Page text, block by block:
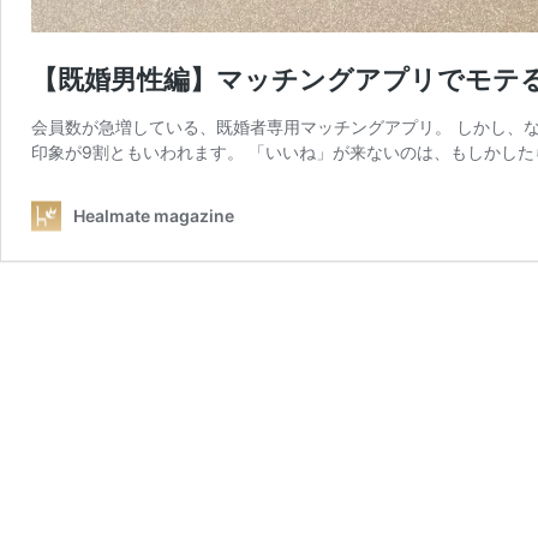
【既婚男性編】マッチングアプリでモ
会員数が急増している、既婚者専用マッチングアプリ。 しかし
印象が9割ともいわれます。 「いいね」が来ないのは、もしかし
Healmate magazine